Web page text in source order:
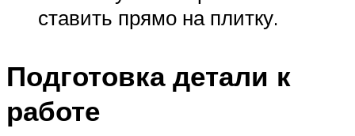
ставить прямо на плитку.
Подготовка детали к
работе